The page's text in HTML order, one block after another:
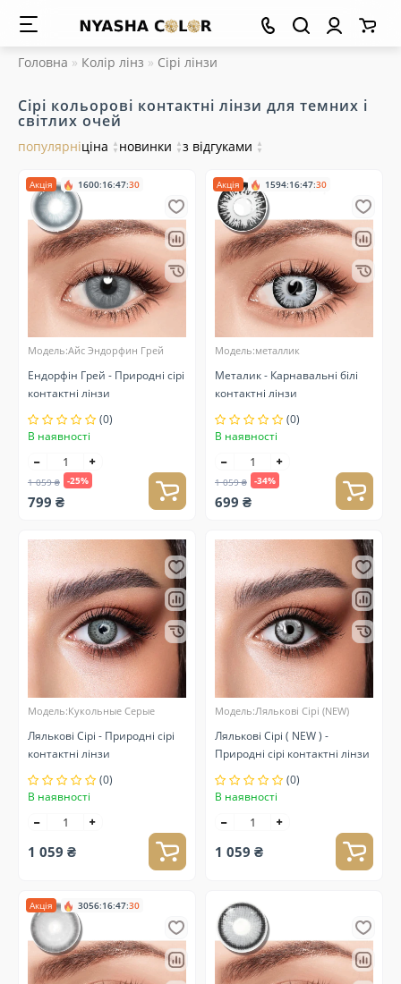
Головна Колір лінз Сірі лінзи
Сірі кольорові контактні лінзи для темних і
світлих очей
популярніціна ▲
▼ новинки ▲
▼з відгуками ▲
▼
Акція 1600:16:47:30
Модель:Айс Эндорфин Грей
Ендорфін Грей - Природні сірі
контактні лінзи
(0)
В наявності
1 059 ₴ -25%
799 ₴
Акція 1594:16:47:30
Модель:металлик
Металик - Карнавальні білі
контактні лінзи
(0)
В наявності
1 059 ₴ -34%
699 ₴
Модель:Кукольные Серые
Лялькові Сірі - Природні сірі
контактні лінзи
(0)
В наявності
1 059 ₴
Модель:Лялькові Сірі (NEW)
Лялькові Сірі ( NEW ) -
Природні сірі контактні лінзи
(0)
В наявності
1 059 ₴
Акція 3056:16:47:30